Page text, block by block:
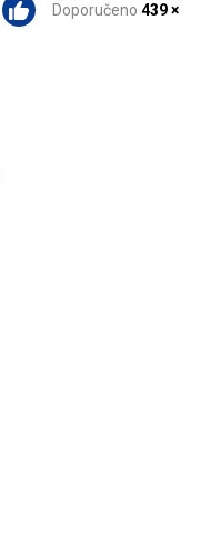
Doporučeno 439 ×